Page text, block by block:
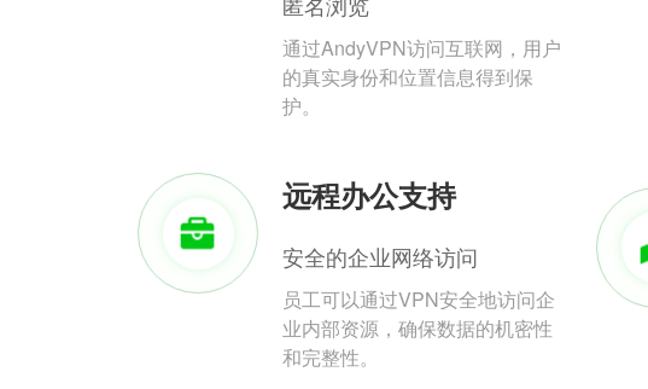
通过AndyVPN访问互联网，用户
的真实身份和位置信息得到保
护。
远程办公支持
安全的企业网络访问
员工可以通过VPN安全地访问企
业内部资源，确保数据的机密性
和完整性。